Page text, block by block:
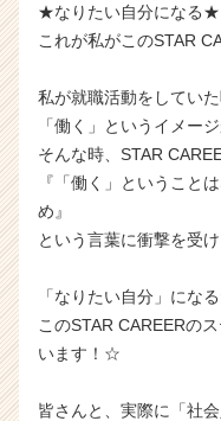
★なりたい自分になる★
これが私がこのSTAR
私が就職活動をしていた
「働く」というイメー
そんな時、STAR
『「働く」ということ
め』
という言葉に衝撃を受け
「なりたい自分」にな
このSTAR CAREERの
います！☆
皆さんと、実際に「社